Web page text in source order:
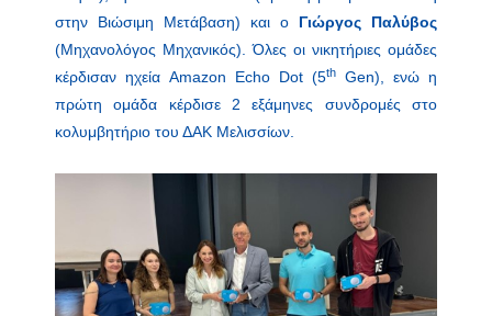
στην Βιώσιμη Μετάβαση) και ο Γιώργος Παλύβος
(Μηχανολόγος Μηχανικός). Όλες οι νικητήριες ομάδες
κέρδισαν ηχεία Amazon Echo Dot (5th
Gen), ενώ η
πρώτη ομάδα κέρδισε 2 εξάμηνες συνδρομές στο
κολυμβητήριο του ΔΑΚ Μελισσίων.